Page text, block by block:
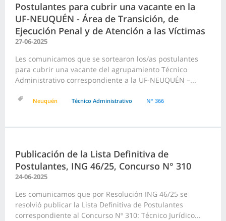
Postulantes para cubrir una vacante en la
UF-NEUQUÉN - Área de Transición, de
Ejecución Penal y de Atención a las Víctimas
27-06-2025
Les comunicamos que se sortearon los/as postulantes
para cubrir una vacante del agrupamiento Técnico
Administrativo correspondiente a la UF-NEUQUÉN –...
Neuquén Técnico Administrativo N° 366
Publicación de la Lista Definitiva de
Postulantes, ING 46/25, Concurso N° 310
24-06-2025
Les comunicamos que por Resolución ING 46/25 se
resolvió publicar la Lista Definitiva de Postulantes
correspondiente al Concurso Nº 310: Técnico Jurídico...